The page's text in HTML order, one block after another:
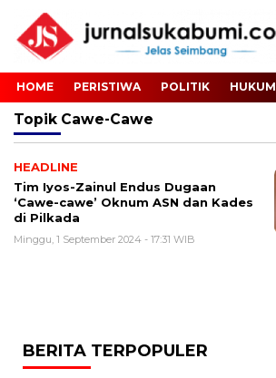
HOME PERISTIWA POLITIK HUKUM
Topik Cawe-Cawe
HEADLINE
Tim Iyos-Zainul Endus Dugaan
‘Cawe-cawe’ Oknum ASN dan Kades
di Pilkada
Minggu, 1 September 2024 - 17:31 WIB
BERITA TERPOPULER